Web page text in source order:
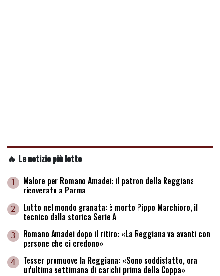
🔥 Le notizie più lette
1 Malore per Romano Amadei: il patron della Reggiana
ricoverato a Parma
2 Lutto nel mondo granata: è morto Pippo Marchioro, il
tecnico della storica Serie A
3 Romano Amadei dopo il ritiro: «La Reggiana va avanti con
persone che ci credono»
4 Tesser promuove la Reggiana: «Sono soddisfatto, ora
un'ultima settimana di carichi prima della Coppa»